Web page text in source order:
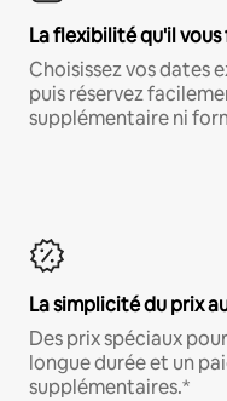
La flexibilité qu'il
Choisissez vos dates
puis réservez
supplémentaire ni
La simplicité du prix
Des prix spéciaux
longue durée et un
supplémentaires.*